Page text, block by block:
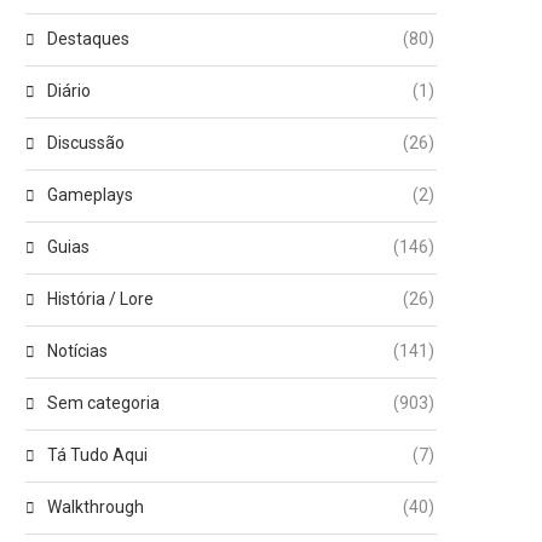
Destaques (80)
Diário (1)
Discussão (26)
Gameplays (2)
Guias (146)
História / Lore (26)
Notícias (141)
Sem categoria (903)
Tá Tudo Aqui (7)
Walkthrough (40)